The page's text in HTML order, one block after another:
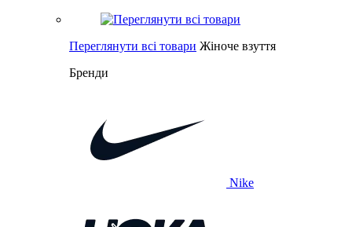
Переглянути всі товари Жіноче взуття
Бренди
Nike